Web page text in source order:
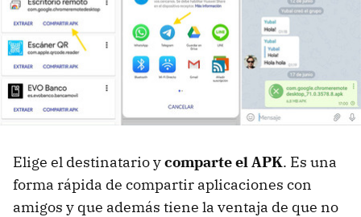
Elige el destinatario ycomparte el APK. Es una
forma rápida de compartir aplicaciones con
amigos y que además tiene la ventaja de que no